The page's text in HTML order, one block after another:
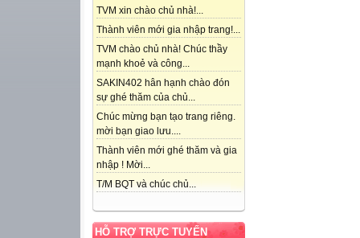
TVM xin chào chủ nhà!...
Thành viên mới gia nhập trang!...
TVM chào chủ nhà! Chúc thầy
mạnh khoẻ và công...
SAKIN402 hân hạnh chào đón
sự ghé thăm của chủ...
Chúc mừng bạn tạo trang riêng.
mời bạn giao lưu....
Thành viên mới ghé thăm và gia
nhập ! Mời...
T/M BQT và chúc chủ...
HỖ TRỢ TRỰC TUYẾN